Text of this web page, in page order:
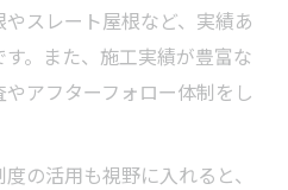
スレート屋根など、実績あ
。また、施工実績が豊富な
アフターフォロー体制をし
の活用も視野に入れると、